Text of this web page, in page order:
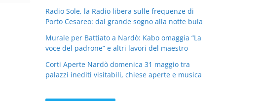
Radio Sole, la Radio libera sulle frequenze di
Porto Cesareo: dal grande sogno alla notte buia
Murale per Battiato a Nardò: Kabo omaggia “La
voce del padrone” e altri lavori del maestro
Corti Aperte Nardò domenica 31 maggio tra
palazzi inediti visitabili, chiese aperte e musica